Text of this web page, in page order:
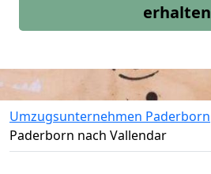
erhalten
Umzugsunternehmen Paderborn
Paderborn nach Vallendar